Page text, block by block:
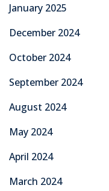
January 2025
December 2024
October 2024
September 2024
August 2024
May 2024
April 2024
March 2024